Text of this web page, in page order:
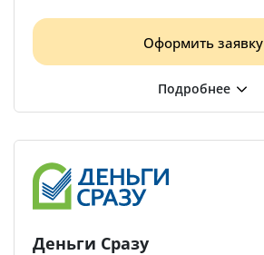
Оформить заявку
Деньги Сразу